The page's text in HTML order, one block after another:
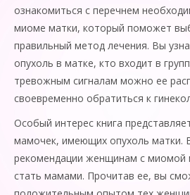
ознакомиться с перечнем
миоме матки, который поможет
правильный метод лечения. Вы
опухоль в матке, кто входит в
тревожным сигналам можно ее
своевременно обратиться к
Особый интерес книга
мамочек, имеющих опухоль матки.
рекомендации женщинам с
стать мамами. Прочитав ее, вы